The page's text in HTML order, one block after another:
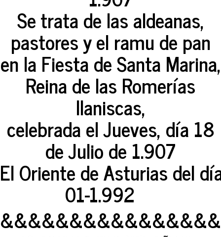
Se trata de las aldeanas,
pastores y el ramu de pan
en la Fiesta de Santa Marina,
Reina de las Romerías
llaniscas,
celebrada el Jueves, día 18
de Julio de 1.907
El Oriente de Asturias del
01-1.992